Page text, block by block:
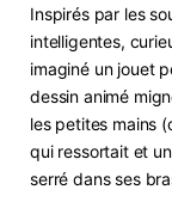
Inspirés par les
intelligentes,
imaginé un jouet
dessin animé
les petites mains
qui ressortait et
serré dans ses